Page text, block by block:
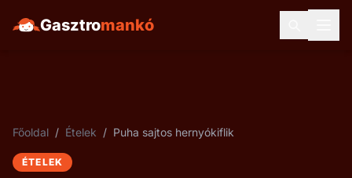
Gasztromankó
Főoldal / Ételek / Puha sajtos hernyókiflik
ÉTELEK